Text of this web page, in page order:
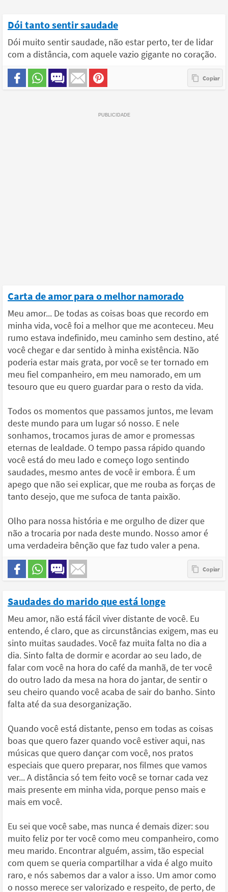
Dói tanto sentir saudade
Dói muito sentir saudade, não estar perto, ter de lidar
com a distância, com aquele vazio gigante no coração.
Carta de amor para o melhor namorado
Meu amor... De todas as coisas boas que recordo em
minha vida, você foi a melhor que me aconteceu. Meu
rumo estava indefinido, meu caminho sem destino, até
você chegar e dar sentido à minha existência. Não
poderia estar mais grata, por você se ter tornado em
meu fiel companheiro, em meu namorado, em um
tesouro que eu quero guardar para o resto da vida.
Todos os momentos que passamos juntos, me levam
deste mundo para um lugar só nosso. E nele
sonhamos, trocamos juras de amor e promessas
eternas de lealdade. O tempo passa rápido quando
você está do meu lado e começo logo sentindo
saudades, mesmo antes de você ir embora. É um
apego que não sei explicar, que me rouba as forças de
tanto desejo, que me sufoca de tanta paixão.
Olho para nossa história e me orgulho de dizer que
não a trocaria por nada deste mundo. Nosso amor é
uma verdadeira bênção que faz tudo valer a pena.
Saudades do marido que está longe
Meu amor, não está fácil viver distante de você. Eu
entendo, é claro, que as circunstâncias exigem, mas eu
sinto muitas saudades. Você faz muita falta no dia a
dia. Sinto falta de dormir e acordar ao seu lado, de
falar com você na hora do café da manhã, de ter você
do outro lado da mesa na hora do jantar, de sentir o
seu cheiro quando você acaba de sair do banho. Sinto
falta até da sua desorganização.
Quando você está distante, penso em todas as coisas
boas que quero fazer quando você estiver aqui, nas
músicas que quero dançar com você, nos pratos
especiais que quero preparar, nos filmes que vamos
ver... A distância só tem feito você se tornar cada vez
mais presente em minha vida, porque penso mais e
mais em você.
Eu sei que você sabe, mas nunca é demais dizer: sou
muito feliz por ter você como meu companheiro, como
meu marido. Encontrar alguém, assim, tão especial
com quem se queria compartilhar a vida é algo muito
raro, e nós sabemos dar a valor a isso. Um amor como
o nosso merece ser valorizado e respeito, de perto, de